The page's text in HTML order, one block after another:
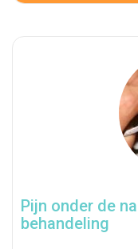
Pijn onder de
behandeling